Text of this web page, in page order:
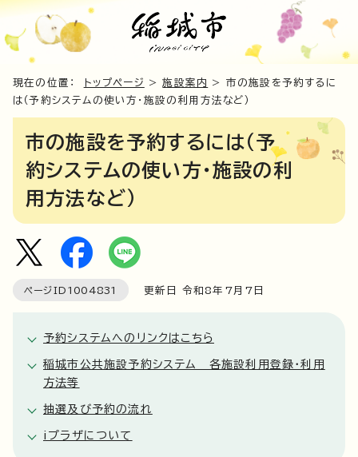
現在の位置： トップページ >施設案内
> 市の施設を予約するに
は（予約システムの使い方・施設の利用方法など）
市の施設を予約するには（予
約システムの使い方・施設の利
用方法など）
ページID 1004831 更新日 令和8年7月7日
予約システムへのリンクはこちら
稲城市公共施設予約システム 各施設利用登録・利用
方法等
抽選及び予約の流れ
iプラザについて